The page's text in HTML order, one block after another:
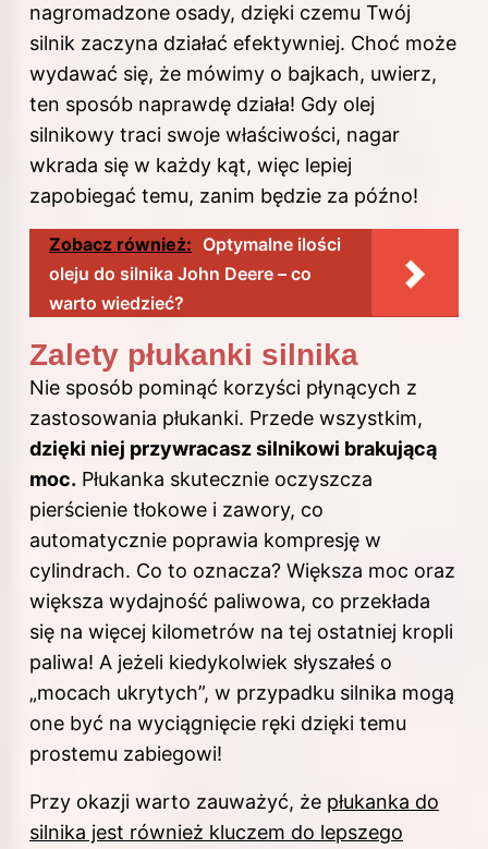
nagromadzone osady, dzięki czemu Twój
silnik zaczyna działać efektywniej. Choć może
wydawać się, że mówimy o bajkach, uwierz,
ten sposób naprawdę działa! Gdy olej
silnikowy traci swoje właściwości, nagar
wkrada się w każdy kąt, więc lepiej
zapobiegać temu, zanim będzie za późno!
Zobacz również: Optymalne ilości
oleju do silnika John Deere – co
warto wiedzieć?
Zalety płukanki silnika
Nie sposób pominąć korzyści płynących z
zastosowania płukanki. Przede wszystkim,
dzięki niej przywracasz silnikowi brakującą
moc. Płukanka skutecznie oczyszcza
pierścienie tłokowe i zawory, co
automatycznie poprawia kompresję w
cylindrach. Co to oznacza? Większa moc oraz
większa wydajność paliwowa, co przekłada
się na więcej kilometrów na tej ostatniej kropli
paliwa! A jeżeli kiedykolwiek słyszałeś o
„mocach ukrytych”, w przypadku silnika mogą
one być na wyciągnięcie ręki dzięki temu
prostemu zabiegowi!
Przy okazji warto zauważyć, że płukanka do
silnika jest również kluczem do lepszego